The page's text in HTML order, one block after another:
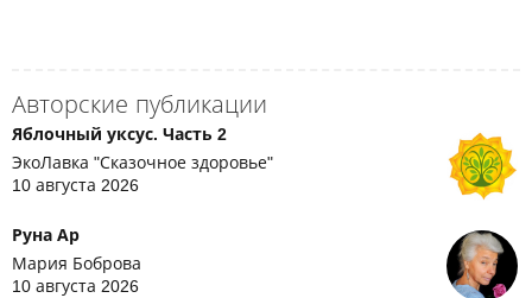
Авторские публикации
Яблочный уксус. Часть 2
ЭкоЛавка "Сказочное здоровье"
10 августа 2026
Руна Ар
Мария Боброва
10 августа 2026